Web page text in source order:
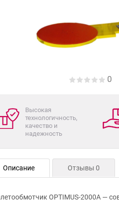
0
Высокая
технологичность,
качество и
надежность
Описание Отзывы 0
OPTIMUS-2000А —